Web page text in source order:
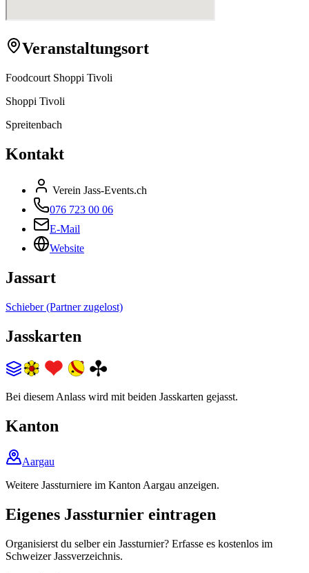
Veranstaltungsort
Foodcourt Shoppi Tivoli
Shoppi Tivoli
Spreitenbach
Kontakt
Verein Jass-Events.ch
076 723 00 06
E-Mail
Website
Jassart
Schieber (Partner zugelost)
Jasskarten
Bei diesem Anlass wird mit beiden Jasskarten gejasst.
Kanton
Aargau
Weitere Jassturniere im Kanton Aargau anzeigen.
Eigenes Jassturnier eintragen
Organisierst du selber ein Jassturnier? Erfasse es kostenlos im
Schweizer Jassverzeichnis.